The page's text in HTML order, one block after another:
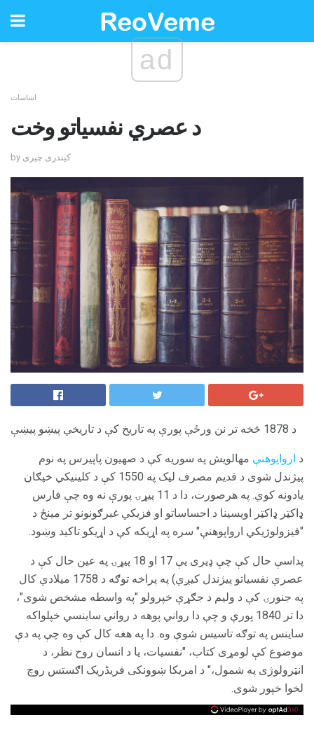
ad
اساسات
د عصري نفسیاتو وخت
by کیندری چیری
د 1878 څخه تر نن ورځې پورې په تاریخ کې د تاریخي پیښو پیښې
د ارواپوهنې مهالویش په سوریه کې د صهیون پاپیرس په نوم
پیژندل شوی د قدیم مصرف لیک په 1550 کې د کلینیکي خپګان
یادونه کوي. په هرصورت، دا د 11 پیړۍ پورې نه وه چې فارس
ډاکټر ډاکټر اویسینا د احساساتو او فزیکي غبرګونونو تر مینځ د
"فیزولوژیکي ارواپوهنې" سره په اړیکه کې د اړیکو تاکید وښود.
پداسې حال کې چې ډیری یې 17 او 18 پیړۍ په عین حال کې د
عصري نفسیاتو پیژندل کیږي) په پراخه توګه د 1758 میلادي کال
په جنورۍ کې د ولیم د جګړې خپرولو "په واسطه مشخص شوی"،
دا تر 1840 پورې و چې دا رواني پوهه د رواني ساینسي خپلواکه
ساینس په توګه تاسیس شوې وه. دا په هغه کال کې وه چې په دې
موضوع کې لومړی کتاب، "نفسیات، یا د انسان روح نظر، د
انټرولوژی په شمول،" د امریکا ښوونکی فریڈریک اګستس روچ
لخوا خپور شوی.